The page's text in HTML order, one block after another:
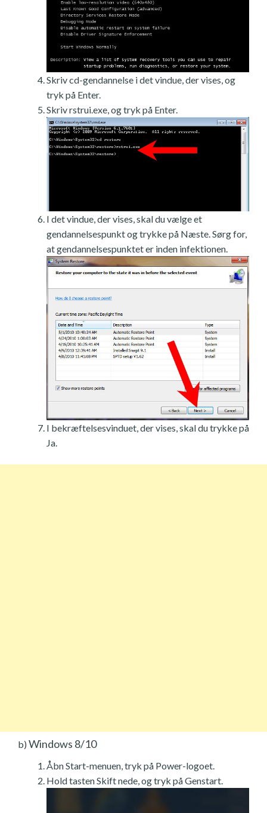
Skriv cd-gendannelse i det vindue, der vises, og
tryk på Enter.
Skriv rstrui.exe, og tryk på Enter.
I det vindue, der vises, skal du vælge et
gendannelsespunkt og trykke på Næste. Sørg for,
at gendannelsespunktet er inden infektionen.
I bekræftelsesvinduet, der vises, skal du trykke på
Ja.
b) Windows 8/10
Åbn Start-menuen, tryk på Power-logoet.
Hold tasten Skift nede, og tryk på Genstart.